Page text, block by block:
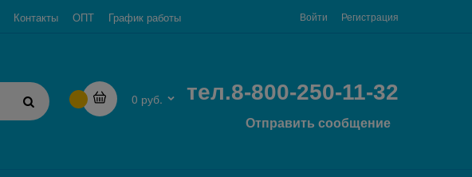
Контакты ОПТ График работы Войти Регистрация
0 руб. тел.8-800-250-11-32
Отправить сообщение